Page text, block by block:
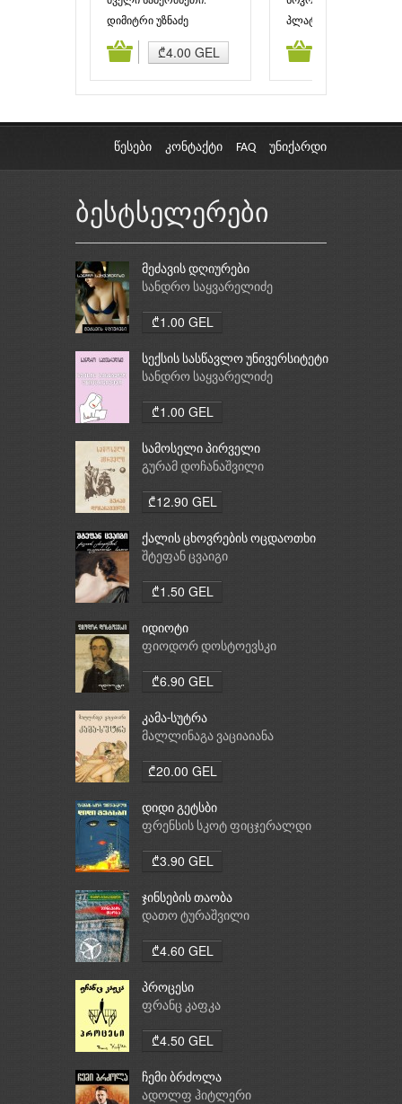
მსოფლიო ისტორია
დიმიტრი უზნაძე
₾4.00 GEL
პლატონი
კალათაში დამატება კალათაში
წესები კონტაქტი FAQ უნიქარდი
ბესტსელერები
მეძავის დღიურები
სანდრო საყვარელიძე
₾1.00 GEL
სექსის სასწავლო უნივერსიტეტი
სანდრო საყვარელიძე
₾1.00 GEL
სამოსელი პირველი
გურამ დოჩანაშვილი
₾12.90 GEL
ქალის ცხოვრების ოცდაოთხი
საათი
შტეფან ცვაიგი
₾1.50 GEL
იდიოტი
ფიოდორ დოსტოევსკი
₾6.90 GEL
კამა-სუტრა
მალლინაგა ვაციაიანა
₾20.00 GEL
დიდი გეტსბი
ფრენსის სკოტ ფიცჯერალდი
₾3.90 GEL
ჯინსების თაობა
დათო ტურაშვილი
₾4.60 GEL
პროცესი
ფრანც კაფკა
₾4.50 GEL
ჩემი ბრძოლა
ადოლფ ჰიტლერი